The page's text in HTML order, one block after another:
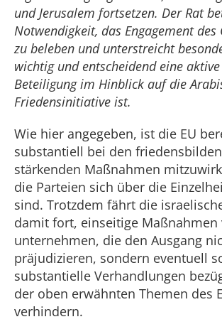
und Jerusalem fortsetzen. Der Rat
Notwendigkeit, das Engagement
zu beleben und unterstreicht
wichtig und entscheidend eine
Beteiligung im Hinblick auf die
Friedensinitiative ist.
Wie hier angegeben, ist die EU
substantiell bei den
stärkenden Maßnahmen
die Parteien sich über die
sind. Trotzdem fährt die
damit fort, einseitige Maßnahmen
unternehmen, die den Ausgang
präjudizieren, sondern eventuell
substantielle Verhandlungen
der oben erwähnten Themen des
verhindern.